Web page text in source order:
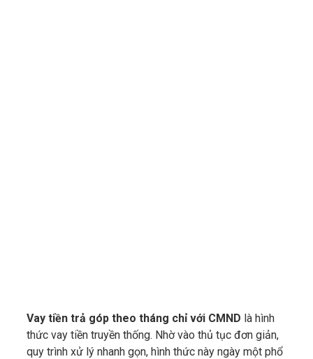
Vay tiền trả góp theo tháng chỉ với CMND là hình
thức vay tiền truyền thống. Nhờ vào thủ tục đơn giản,
quy trình xử lý nhanh gọn, hình thức này ngày một phổ